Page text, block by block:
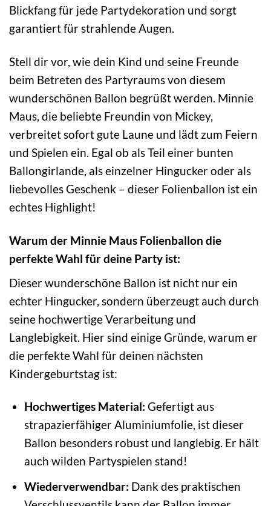
Blickfang für jede Partydekoration und sorgt
garantiert für strahlende Augen.
Stell dir vor, wie dein Kind und seine Freunde
beim Betreten des Partyraums von diesem
wunderschönen Ballon begrüßt werden. Minnie
Maus, die beliebte Freundin von Mickey,
verbreitet sofort gute Laune und lädt zum Feiern
und Spielen ein. Egal ob als Teil einer bunten
Ballongirlande, als einzelner Hingucker oder als
liebevolles Geschenk – dieser Folienballon ist ein
echtes Highlight!
Warum der Minnie Maus Folienballon die
perfekte Wahl für deine Party ist:
Dieser wunderschöne Ballon ist nicht nur ein
echter Hingucker, sondern überzeugt auch durch
seine hochwertige Verarbeitung und
Langlebigkeit. Hier sind einige Gründe, warum er
die perfekte Wahl für deinen nächsten
Kindergeburtstag ist:
Hochwertiges Material: Gefertigt aus
strapazierfähiger Aluminiumfolie, ist dieser
Ballon besonders robust und langlebig. Er hält
auch wilden Partyspielen stand!
Wiederverwendbar: Dank des praktischen